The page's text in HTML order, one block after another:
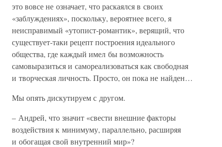
это вовсе не означает, что раскаялся в своих
«заблуждениях», поскольку, вероятнее всего, я
неисправимый «утопист-романтик», верящий, что
существует-таки рецепт построения идеального
общества, где каждый имел бы возможность
самовыразиться и самореализоваться как свободная
и творческая личность. Просто, он пока не найден…
Мы опять дискутируем с другом.
– Андрей, что значит «свести внешние факторы
воздействия к минимуму, параллельно, расширяя
и обогащая свой внутренний мир»?